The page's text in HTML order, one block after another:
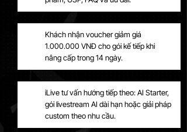
Khách nhận voucher giảm giá
1.000.000 VNĐ cho gói kế tiếp khi
nâng cấp trong 14 ngày.
iLive tư vấn hướng tiếp theo: AI Starter,
gói livestream AI dài hạn hoặc giải pháp
custom theo nhu cầu.